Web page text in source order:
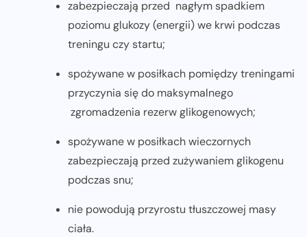
zabezpieczają przed nagłym spadkiem
poziomu glukozy (energii) we krwi podczas
treningu czy startu;
spożywane w posiłkach pomiędzy treningami
przyczynia się do maksymalnego
zgromadzenia rezerw glikogenowych;
spożywane w posiłkach wieczornych
zabezpieczają przed zużywaniem glikogenu
podczas snu;
nie powodują przyrostu tłuszczowej masy
ciała.